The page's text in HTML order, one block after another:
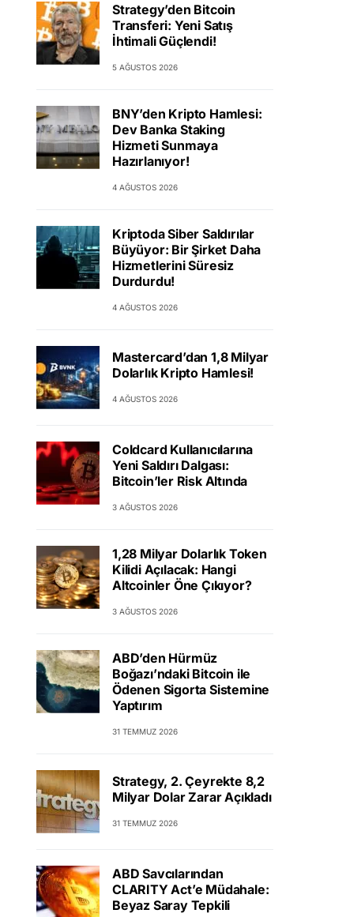
Strategy’den Bitcoin
Transferi: Yeni Satış
İhtimali Güçlendi!
5 AĞUSTOS 2026
BNY’den Kripto Hamlesi:
Dev Banka Staking
Hizmeti Sunmaya
Hazırlanıyor!
4 AĞUSTOS 2026
Kriptoda Siber Saldırılar
Büyüyor: Bir Şirket Daha
Hizmetlerini Süresiz
Durdurdu!
4 AĞUSTOS 2026
Mastercard’dan 1,8 Milyar
Dolarlık Kripto Hamlesi!
4 AĞUSTOS 2026
Coldcard Kullanıcılarına
Yeni Saldırı Dalgası:
Bitcoin’ler Risk Altında
3 AĞUSTOS 2026
1,28 Milyar Dolarlık Token
Kilidi Açılacak: Hangi
Altcoinler Öne Çıkıyor?
3 AĞUSTOS 2026
ABD’den Hürmüz
Boğazı’ndaki Bitcoin ile
Ödenen Sigorta Sistemine
Yaptırım
31 TEMMUZ 2026
Strategy, 2. Çeyrekte 8,2
Milyar Dolar Zarar Açıkladı
31 TEMMUZ 2026
ABD Savcılarından
CLARITY Act’e Müdahale:
Beyaz Saray Tepkili